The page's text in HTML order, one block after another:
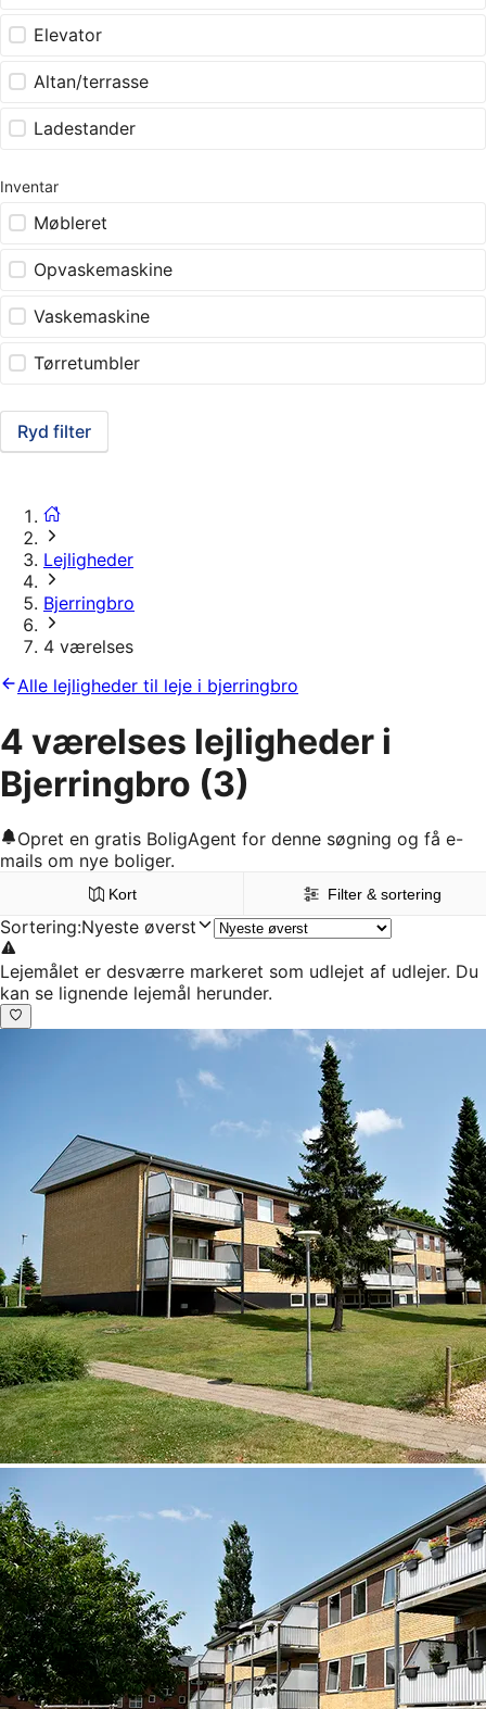
Elevator
Altan/terrasse
Ladestander
Inventar
Møbleret
Opvaskemaskine
Vaskemaskine
Tørretumbler
Ryd filter
Lejligheder
Bjerringbro
4 værelses
Alle lejligheder til leje i bjerringbro
4 værelses lejligheder i
Bjerringbro (3)
Opret en gratis BoligAgent for denne søgning og få e-
mails om nye boliger.
Kort Filter & sortering
Sortering:Nyeste øverst
Lejemålet er desværre markeret som udlejet af udlejer. Du
kan se lignende lejemål herunder.